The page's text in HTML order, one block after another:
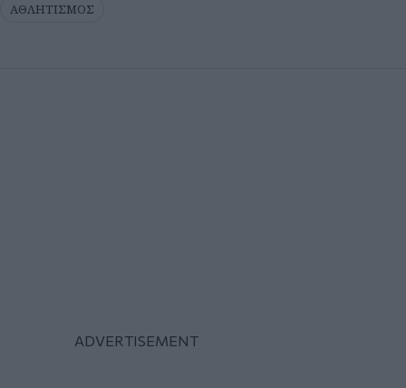
ΑΘΛΗΤΙΣΜΟΣ